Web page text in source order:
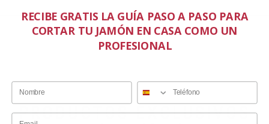
PRODUCTOS EXCLUSIVOS
RECIBE GRATIS LA GUÍA PASO A PASO PARA
CORTAR TU JAMÓN EN CASA COMO UN
PROFESIONAL